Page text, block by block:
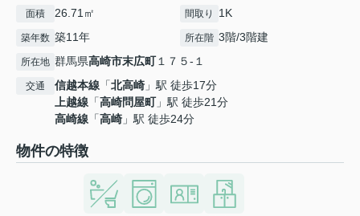
面積 26.71㎡ 間取り 1K
築年数 築11年 所在階 3階/3階建
所在地 群馬県高崎市末広町１７５-１
交通 信越本線 「北高崎 」駅 徒歩17分
上越線 「高崎問屋町」駅 徒歩21分
高崎線 「高崎 」駅 徒歩24分
物件の特徴